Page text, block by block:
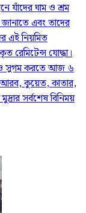
যাঁদের ঘাম ও শ্রম
এবং তাদের
এই নিয়মিত
রেমিটেন্স যোদ্ধা।
সুগম করতে আজ ৬
কুয়েত, কাতার,
সর্বশেষ বিনিময়